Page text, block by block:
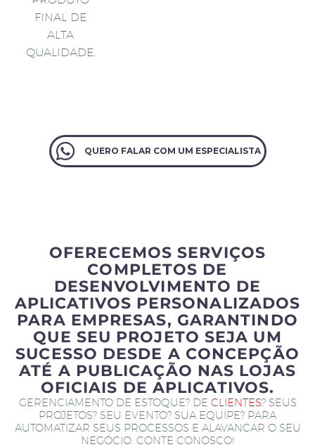
FINAL DE
ALTA
QUALIDADE.
QUERO FALAR COM UM ESPECIALISTA
OFERECEMOS SERVIÇOS
COMPLETOS DE
DESENVOLVIMENTO DE
APLICATIVOS PERSONALIZADOS
PARA EMPRESAS, GARANTINDO
QUE SEU PROJETO SEJA UM
SUCESSO DESDE A CONCEPÇÃO
ATÉ A PUBLICAÇÃO NAS LOJAS
OFICIAIS DE APLICATIVOS.
GERENCIAMENTO DE ESTOQUE? DE CLIENTES? SEUS
PROJETOS? SEU EVENTO? SUA EQUIPE? PARA
AUTOMATIZAR SEUS PROCESSOS E ALAVANCAR O SEU
NEGÓCIO. CONTE CONOSCO!